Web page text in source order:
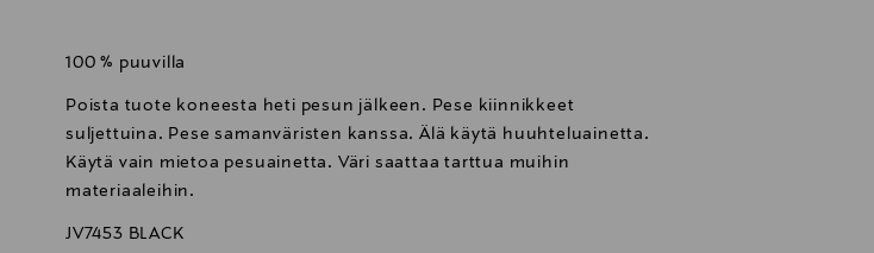
100 % puuvilla
Poista tuote koneesta heti pesun jälkeen. Pese kiinnikkeet
suljettuina. Pese samanväristen kanssa. Älä käytä huuhteluainetta.
Käytä vain mietoa pesuainetta. Väri saattaa tarttua muihin
materiaaleihin.
JV7453 BLACK